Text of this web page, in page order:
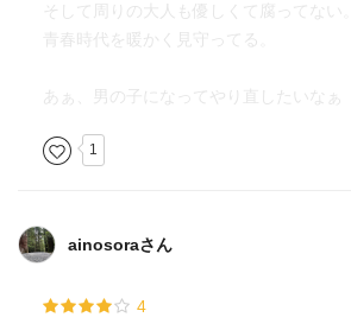
そして周りの大人も優しくて腐ってない。
青春時代を暖かく見守ってる。
あぁ、男の子になってやり直したいなぁ
1
ainosoraさん
4